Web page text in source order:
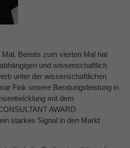
amet, consectetuer
eget dolor. Aenean massa.
et magnis dis parturient
mus. Donec quam felis,
Bereits zum vierten Mal hat
und wissenschaftlich
unter der wissenschaftlichen
Fink unsere Beratungsleistung in
mit dem
AWARD
starkes Signal in den Markt